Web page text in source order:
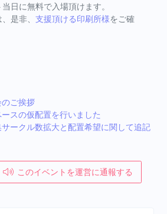
日に無料で入場頂けます。
是非、 支援頂ける印刷所様をご確
ご挨拶
ースの仮配置を行いました
ークル数拡大と配置希望に関して追記
このイベントを運営に通報する